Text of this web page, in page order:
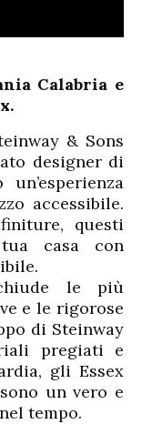
Calabria e
& Sons
designer di
accessibile.
questi
casa con
le più
e le rigorose
di Steinway
pregiati e
gli Essex
un vero e
tempo.